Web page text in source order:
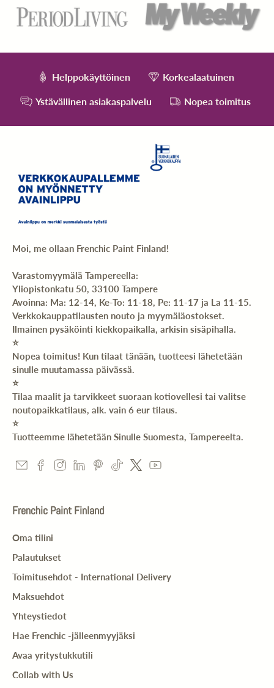
Helppokäyttöinen Korkealaatuinen
Ystävällinen asiakaspalvelu Nopea toimitus
Moi, me ollaan Frenchic Paint Finland!
Varastomyymälä Tampereella:
Yliopistonkatu 50, 33100 Tampere
Avoinna: Ma: 12-14, Ke-To: 11-18, Pe: 11-17 ja La 11-15.
Verkkokauppatilausten nouto ja myymäläostokset.
Ilmainen pysäköinti kiekkopaikalla, arkisin sisäpihalla.
⭐️
Nopea toimitus! Kun tilaat tänään, tuotteesi lähetetään
sinulle muutamassa päivässä.
⭐️
Tilaa maalit ja tarvikkeet suoraan kotiovellesi tai valitse
noutopaikkatilaus, alk. vain 6 eur tilaus.
⭐️
Tuotteemme lähetetään Sinulle Suomesta, Tampereelta.
Frenchic Paint Finland
Oma tilini
Palautukset
Toimitusehdot - International Delivery
Maksuehdot
Yhteystiedot
Hae Frenchic -jälleenmyyjäksi
Avaa yritystukkutili
Collab with Us